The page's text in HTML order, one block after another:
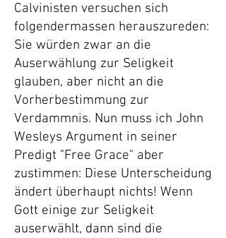
Calvinisten versuchen sich
folgendermassen herauszureden:
Sie würden zwar an die
Auserwählung zur Seligkeit
glauben, aber nicht an die
Vorherbestimmung zur
Verdammnis. Nun muss ich John
Wesleys Argument in seiner
Predigt "Free Grace" aber
zustimmen: Diese Unterscheidung
ändert überhaupt nichts! Wenn
Gott einige zur Seligkeit
auserwählt, dann sind die